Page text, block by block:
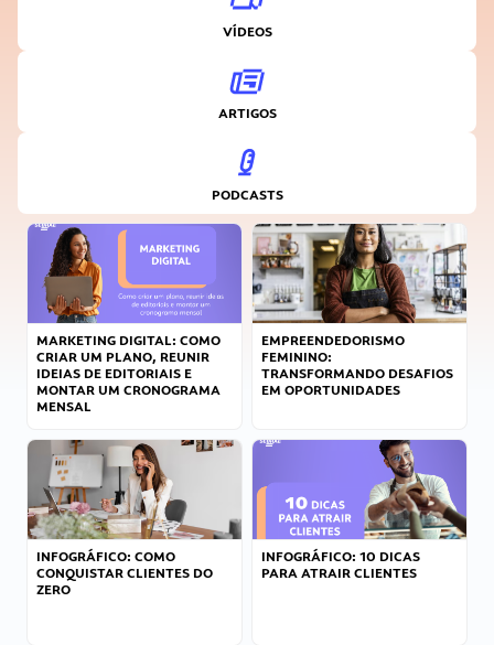
VÍDEOS
ARTIGOS
PODCASTS
MARKETING DIGITAL: COMO
CRIAR UM PLANO, REUNIR
IDEIAS DE EDITORIAIS E
MONTAR UM CRONOGRAMA
MENSAL
EMPREENDEDORISMO
FEMININO:
TRANSFORMANDO DESAFIOS
EM OPORTUNIDADES
INFOGRÁFICO: COMO
CONQUISTAR CLIENTES DO
ZERO
INFOGRÁFICO: 10 DICAS
PARA ATRAIR CLIENTES